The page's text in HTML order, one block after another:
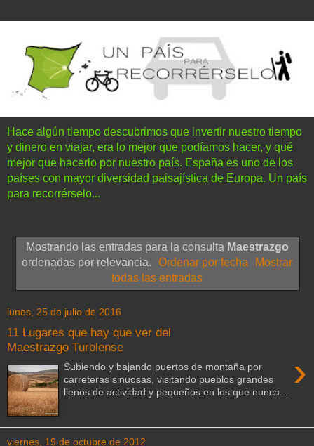
Hace algún tiempo descubrimos que invertir nuestro tiempo
y dinero en viajar, era lo mejor que podíamos hacer, y qué
mejor que hacerlo por nuestro país. España es uno de los
países con mayor diversidad paisajística de Europa. Un país
para recorrérselo...
Mostrando las entradas para la consulta Maestrazgo
ordenadas por relevancia.
Ordenar por fecha
Mostrar
todas las entradas
lunes, 25 de julio de 2016
11 Lugares que hay que ver del
Maestrazgo Turolense
›
Subiendo y bajando puertos de montaña por
carreteras sinuosas, visitando pueblos grandes
llenos de actividad y pequeños en los que nunca...
viernes, 19 de octubre de 2012